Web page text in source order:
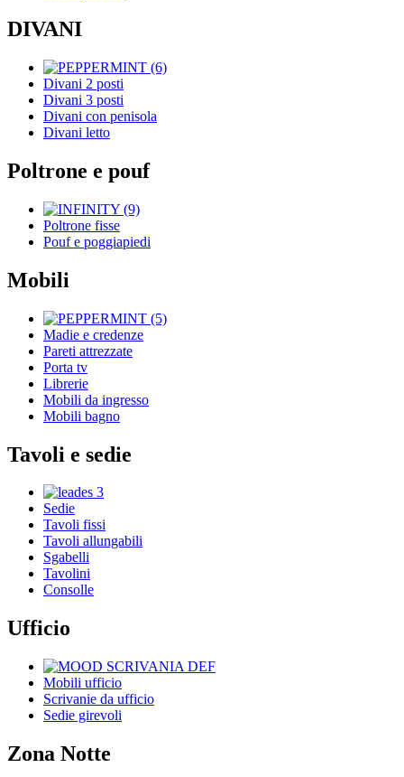
DIVANI
Divani 2 posti
Divani 3 posti
Divani con penisola
Divani letto
Poltrone e pouf
Poltrone fisse
Pouf e poggiapiedi
Mobili
Madie e credenze
Pareti attrezzate
Porta tv
Librerie
Mobili da ingresso
Mobili bagno
Tavoli e sedie
Sedie
Tavoli fissi
Tavoli allungabili
Sgabelli
Tavolini
Consolle
Ufficio
Mobili ufficio
Scrivanie da ufficio
Sedie girevoli
Zona Notte